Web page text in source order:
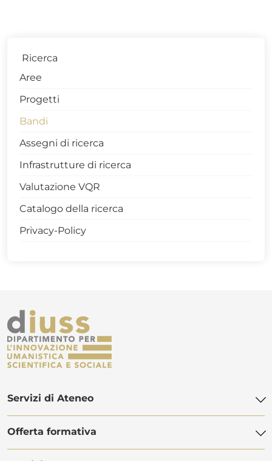
Ricerca
Aree
Progetti
Bandi
Assegni di ricerca
Infrastrutture di ricerca
Valutazione VQR
Catalogo della ricerca
Privacy-Policy
Servizi di Ateneo
Biblioteca di Ateneo
Centro Linguistico di Ateneo
Offerta formativa